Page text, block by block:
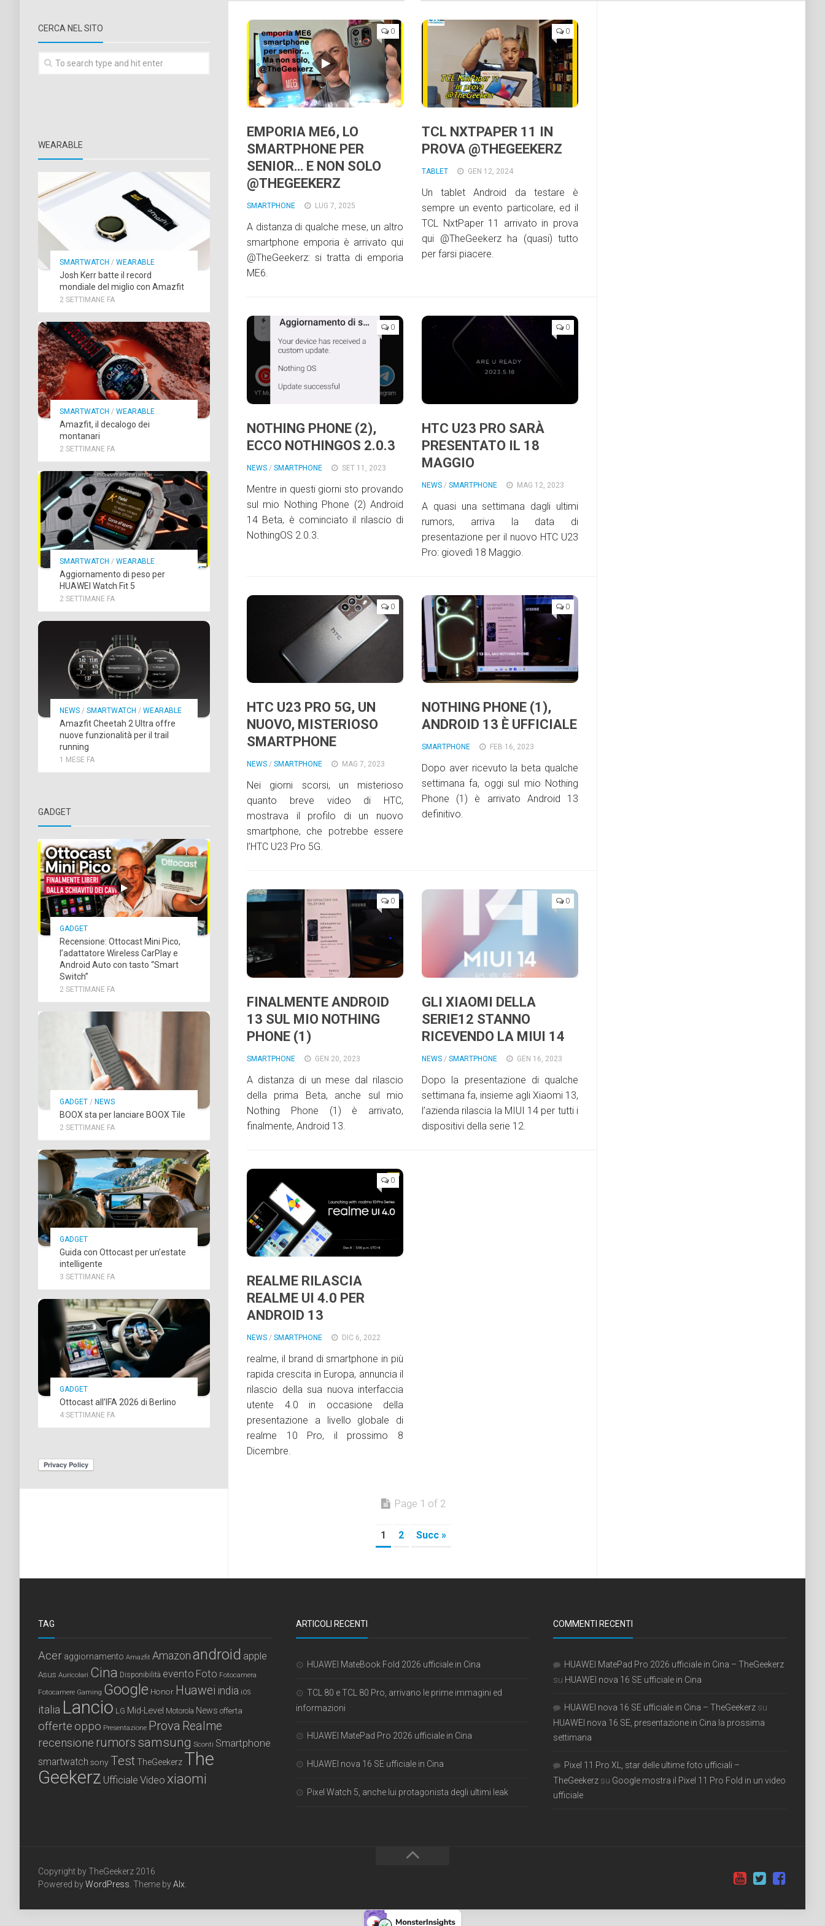
0
EMPORIA ME6, LO
SMARTPHONE PER
SENIOR… E NON SOLO
@THEGEEKERZ
SMARTPHONE LUG 7, 2025
A distanza di qualche mese, un altro
smartphone emporia è arrivato qui
@TheGeekerz: si tratta di emporia
ME6.
0
TCL NXTPAPER 11 IN
PROVA @THEGEEKERZ
TABLET GEN 12, 2024
Un tablet Android da testare è
sempre un evento particolare, ed il
TCL NxtPaper 11 arrivato in prova
qui @TheGeekerz ha (quasi) tutto
per farsi piacere.
0
NOTHING PHONE (2),
ECCO NOTHINGOS 2.0.3
NEWS / SMARTPHONE SET 11, 2023
Mentre in questi giorni sto provando
sul mio Nothing Phone (2) Android
14 Beta, è cominciato il rilascio di
NothingOS 2.0.3.
0
HTC U23 PRO SARÀ
PRESENTATO IL 18
MAGGIO
NEWS / SMARTPHONE MAG 12, 2023
A quasi una settimana dagli ultimi
rumors, arriva la data di
presentazione per il nuovo HTC U23
Pro: giovedì 18 Maggio.
0
HTC U23 PRO 5G, UN
NUOVO, MISTERIOSO
SMARTPHONE
NEWS / SMARTPHONE MAG 7, 2023
Nei giorni scorsi, un misterioso
quanto breve video di HTC,
mostrava il profilo di un nuovo
smartphone, che potrebbe essere
l’HTC U23 Pro 5G.
0
NOTHING PHONE (1),
ANDROID 13 È UFFICIALE
SMARTPHONE FEB 16, 2023
Dopo aver ricevuto la beta qualche
settimana fa, oggi sul mio Nothing
Phone (1) è arrivato Android 13
definitivo.
0
FINALMENTE ANDROID
13 SUL MIO NOTHING
PHONE (1)
SMARTPHONE GEN 20, 2023
A distanza di un mese dal rilascio
della prima Beta, anche sul mio
Nothing Phone (1) è arrivato,
finalmente, Android 13.
0
GLI XIAOMI DELLA
SERIE12 STANNO
RICEVENDO LA MIUI 14
NEWS / SMARTPHONE GEN 16, 2023
Dopo la presentazione di qualche
settimana fa, insieme agli Xiaomi 13,
l’azienda rilascia la MIUI 14 per tutti i
dispositivi della serie 12.
0
REALME RILASCIA
REALME UI 4.0 PER
ANDROID 13
NEWS / SMARTPHONE DIC 6, 2022
realme, il brand di smartphone in più
rapida crescita in Europa, annuncia il
rilascio della sua nuova interfaccia
utente 4.0 in occasione della
presentazione a livello globale di
realme 10 Pro, il prossimo 8
Dicembre.
Page 1 of 2
1 2 Succ »
CERCA NEL SITO
WEARABLE
SMARTWATCH / WEARABLE
Josh Kerr batte il record
mondiale del miglio con Amazfit
2 SETTIMANE FA
SMARTWATCH / WEARABLE
Amazfit, il decalogo dei
montanari
2 SETTIMANE FA
SMARTWATCH / WEARABLE
Aggiornamento di peso per
HUAWEI Watch Fit 5
2 SETTIMANE FA
NEWS / SMARTWATCH / WEARABLE
Amazfit Cheetah 2 Ultra offre
nuove funzionalità per il trail
running
1 MESE FA
GADGET
GADGET
Recensione: Ottocast Mini Pico,
l’adattatore Wireless CarPlay e
Android Auto con tasto “Smart
Switch”
2 SETTIMANE FA
GADGET / NEWS
BOOX sta per lanciare BOOX Tile
2 SETTIMANE FA
GADGET
Guida con Ottocast per un’estate
intelligente
3 SETTIMANE FA
GADGET
Ottocast all’IFA 2026 di Berlino
4 SETTIMANE FA
TAG
Acer aggiornamento Amazfit Amazonandroid apple
Asus Auricolari Cina Disponibilità evento Foto Fotocamera
Fotocamere Gaming Google Honor Huawei india iOS
italia Lancio LG Mid-Level Motorola News offerta
offerte oppo Presentazione Prova Realme
recensione rumors samsung Sconti Smartphone
smartwatch sony TestTheGeekerz The
Geekerz Ufficiale Video xiaomi
ARTICOLI RECENTI
HUAWEI MateBook Fold 2026 ufficiale in Cina
TCL 80 e TCL 80 Pro, arrivano le prime immagini ed
informazioni
HUAWEI MatePad Pro 2026 ufficiale in Cina
HUAWEI nova 16 SE ufficiale in Cina
Pixel Watch 5, anche lui protagonista degli ultimi leak
COMMENTI RECENTI
HUAWEI MatePad Pro 2026 ufficiale in Cina – TheGeekerz
su HUAWEI nova 16 SE ufficiale in Cina
HUAWEI nova 16 SE ufficiale in Cina – TheGeekerz su
HUAWEI nova 16 SE, presentazione in Cina la prossima
settimana
Pixel 11 Pro XL, star delle ultime foto ufficiali –
TheGeekerz su Google mostra il Pixel 11 Pro Fold in un video
ufficiale
Copyright by TheGeekerz 2016
Powered byWordPress. Theme byAlx.